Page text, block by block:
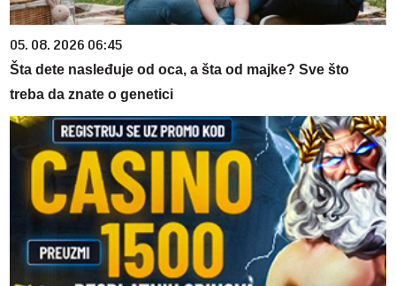
05. 08. 2026 06:45
Šta dete nasleđuje od oca, a šta od majke? Sve što
treba da znate o genetici